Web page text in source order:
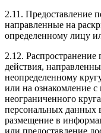
2.11. Предоставление
направленные на
определенному лицу
2.12.
действия,
неопределенному
или на ознакомление
неограниченного
персональных данных
размещение в
или предоставление